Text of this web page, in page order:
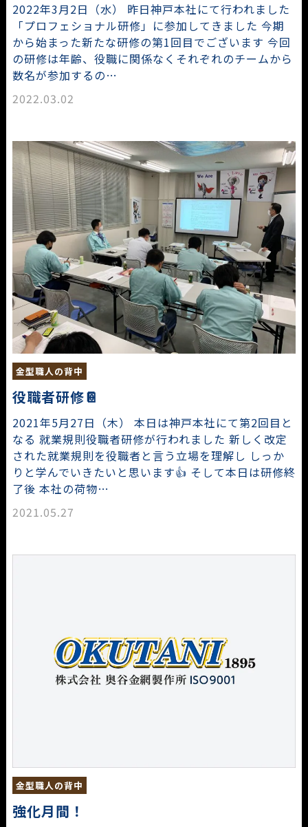
2022年3月2日（水） 昨日神戸本社にて行われました
「プロフェショナル研修」に参加してきました 今期
から始まった新たな研修の第1回目でございます 今回
の研修は年齢、役職に関係なくそれぞれのチームから
数名が参加するの…
2022.03.02
金型職人の背中
役職者研修📔
2021年5月27日（木） 本日は神戸本社にて第2回目と
なる 就業規則役職者研修が行われました 新しく改定
された就業規則を役職者と言う立場を理解し しっか
りと学んでいきたいと思います👍 そして本日は研修終
了後 本社の荷物…
2021.05.27
金型職人の背中
強化月間！